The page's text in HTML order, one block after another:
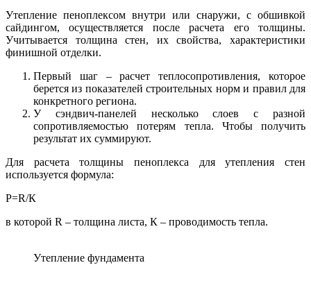
Утепление пеноплексом внутри или снаружи, с обшивкой
сайдингом, осуществляется после расчета его толщины.
Учитывается толщина стен, их свойства, характеристики
финишной отделки.
Первый шаг – расчет теплосопротивления, которое
берется из показателей строительных норм и правил для
конкретного региона.
У сэндвич-панелей несколько слоев с разной
сопротивляемостью потерям тепла. Чтобы получить
результат их суммируют.
Для расчета толщины пеноплекса для утепления стен
используется формула:
Р=R/К
в которой R – толщина листа, К – проводимость тепла.
Утепление фундамента